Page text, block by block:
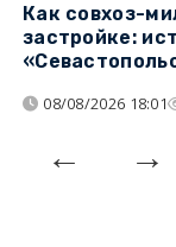
Как совхоз-
застройке:
08/08/2026 18:01